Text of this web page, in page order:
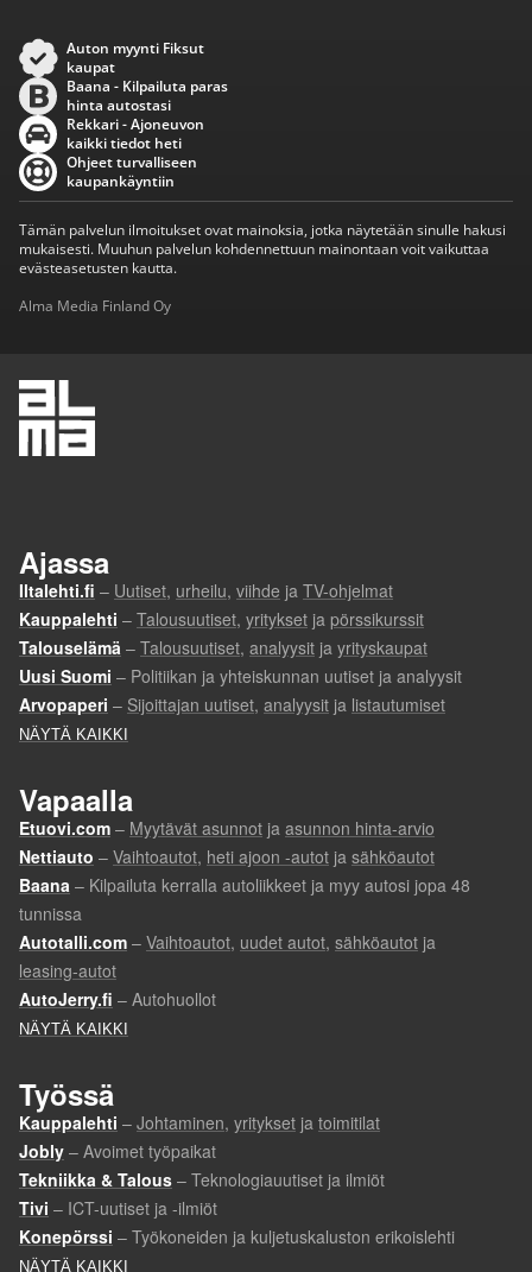
Auton myynti Fiksut
kaupat
Baana - Kilpailuta paras
hinta autostasi
Rekkari - Ajoneuvon
kaikki tiedot heti
Ohjeet turvalliseen
kaupankäyntiin
Tämän palvelun ilmoitukset ovat mainoksia, jotka näytetään sinulle hakusi
mukaisesti. Muuhun palvelun kohdennettuun mainontaan voit vaikuttaa
evästeasetusten kautta.
Alma Media Finland Oy